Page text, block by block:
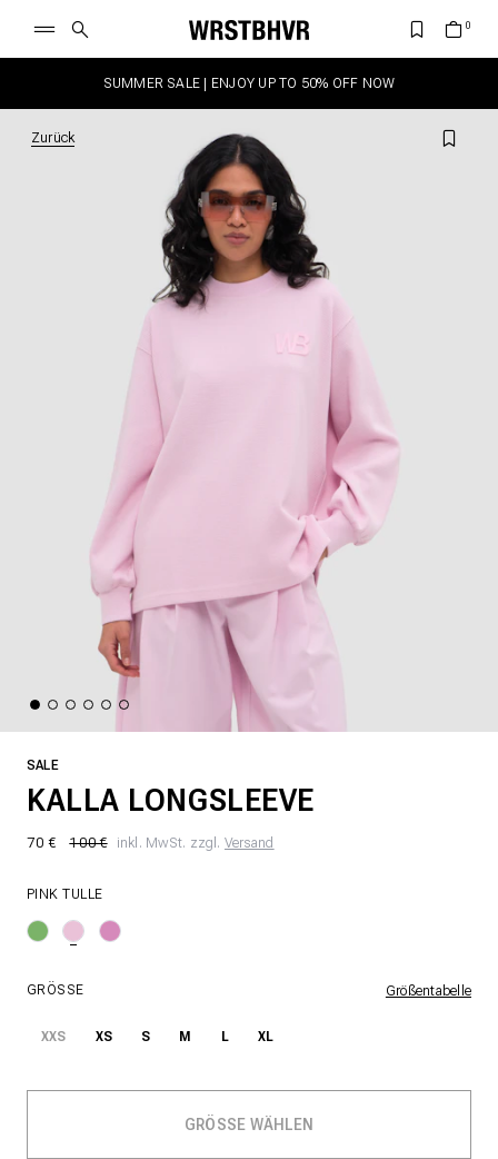
SUMMER SALE | ENJOY UP TO 50% OFF NOW
Zurück
SALE
KALLA LONGSLEEVE
70 € 100 € inkl. MwSt. zzgl. Versand
PINK TULLE
GRÖSSE Größentabelle
XXS XS S M L XL